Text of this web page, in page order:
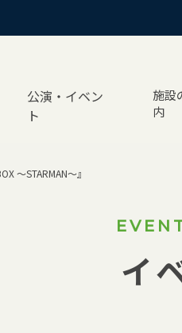
公演・イベン
ト
施設
内
～STARMAN～』
イ